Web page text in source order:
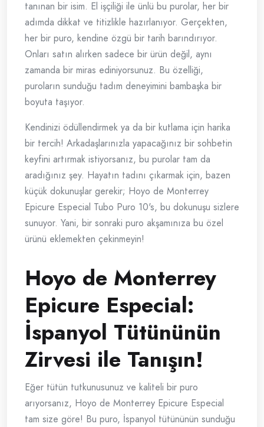
tanınan bir isim. El işçiliği ile ünlü bu purolar, her bir
adımda dikkat ve titizlikle hazırlanıyor. Gerçekten,
her bir puro, kendine özgü bir tarih barındırıyor.
Onları satın alırken sadece bir ürün değil, aynı
zamanda bir miras ediniyorsunuz. Bu özelliği,
puroların sunduğu tadım deneyimini bambaşka bir
boyuta taşıyor.
Kendinizi ödüllendirmek ya da bir kutlama için harika
bir tercih! Arkadaşlarınızla yapacağınız bir sohbetin
keyfini artırmak istiyorsanız, bu purolar tam da
aradığınız şey. Hayatın tadını çıkarmak için, bazen
küçük dokunuşlar gerekir; Hoyo de Monterrey
Epicure Especial Tubo Puro 10's, bu dokunuşu sizlere
sunuyor. Yani, bir sonraki puro akşamınıza bu özel
ürünü eklemekten çekinmeyin!
Hoyo de Monterrey
Epicure Especial:
İspanyol Tütününün
Zirvesi ile Tanışın!
Eğer tütün tutkunusunuz ve kaliteli bir puro
arıyorsanız, Hoyo de Monterrey Epicure Especial
tam size göre! Bu puro, İspanyol tütününün sunduğu